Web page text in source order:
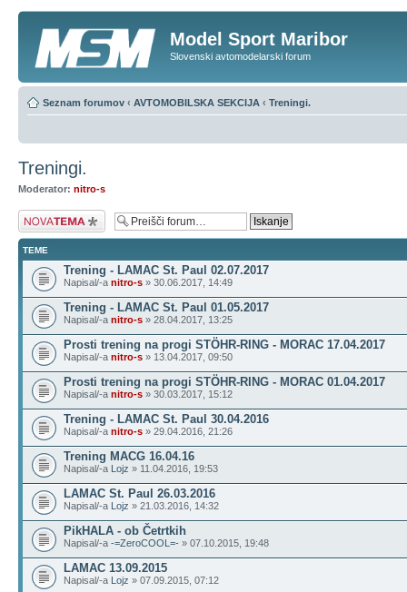
Model Sport Maribor
Slovenski avtomodelarski forum
Seznam forumov ‹ AVTOMOBILSKA SEKCIJA ‹ Treningi.
Treningi.
Moderator: nitro-s
Napiši novo temo
TEME
Trening - LAMAC St. Paul 02.07.2017
Napisal/-a nitro-s » 30.06.2017, 14:49
Trening - LAMAC St. Paul 01.05.2017
Napisal/-a nitro-s » 28.04.2017, 13:25
Prosti trening na progi STÖHR-RING - MORAC 17.04.2017
Napisal/-a nitro-s » 13.04.2017, 09:50
Prosti trening na progi STÖHR-RING - MORAC 01.04.2017
Napisal/-a nitro-s » 30.03.2017, 15:12
Trening - LAMAC St. Paul 30.04.2016
Napisal/-a nitro-s » 29.04.2016, 21:26
Trening MACG 16.04.16
Napisal/-a Lojz » 11.04.2016, 19:53
LAMAC St. Paul 26.03.2016
Napisal/-a Lojz » 21.03.2016, 14:32
PikHALA - ob Četrtkih
Napisal/-a -=ZeroCOOL=- » 07.10.2015, 19:48
LAMAC 13.09.2015
Napisal/-a Lojz » 07.09.2015, 07:12